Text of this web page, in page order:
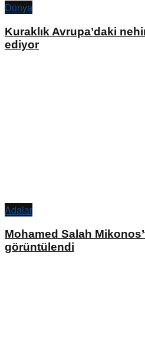
Dünya
Kuraklık Avrupa’daki
ediyor
Adalar
Mohamed Salah
görüntülendi